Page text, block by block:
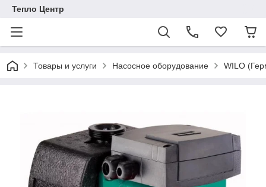
Тепло Центр
Товары и услуги Насосное оборудование WILO